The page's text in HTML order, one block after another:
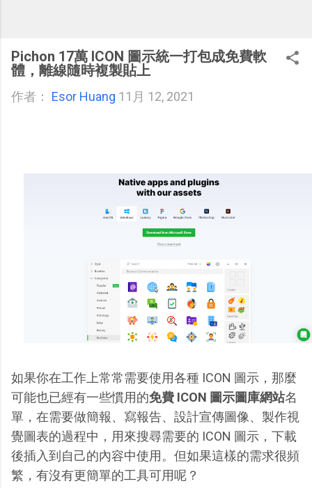
Pichon 17萬 ICON 圖示統一打包成免費軟
體，離線隨時複製貼上
作者： Esor Huang 11月 12, 2021
如果你在工作上常常需要使用各種 ICON 圖示，那麼
可能也已經有一些慣用的免費 ICON 圖示圖庫網站名
單，在需要做簡報、寫報告、設計宣傳圖像、製作視
覺圖表的過程中，用來搜尋需要的 ICON 圖示，下載
後插入到自己的內容中使用。但如果這樣的需求很頻
繁，有沒有更簡單的工具可用呢？